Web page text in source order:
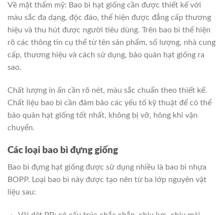
Về mặt thẩm mỹ: Bao bì hạt giống cần được thiết kế với
màu sắc đa dạng, độc đáo, thể hiện được đẳng cấp thương
hiệu và thu hút được người tiêu dùng. Trên bao bì thể hiện
rõ các thông tin cụ thể từ tên sản phẩm, số lượng, nhà cung
cấp, thương hiệu và cách sử dụng, bảo quản hạt giống ra
sao.
Chất lượng in ấn cần rõ nét, màu sắc chuẩn theo thiết kế.
Chất liệu bao bì cần đảm bảo các yếu tố kỹ thuật để có thể
bảo quản hạt giống tốt nhất, không bị vỡ, hỏng khi vận
chuyển.
Các loại bao bì đựng giống
Bao bì đựng hạt giống được sử dụng nhiều là bao bì nhựa
BOPP. Loại bao bì này được tạo nên từ ba lớp nguyên vật
liệu sau: